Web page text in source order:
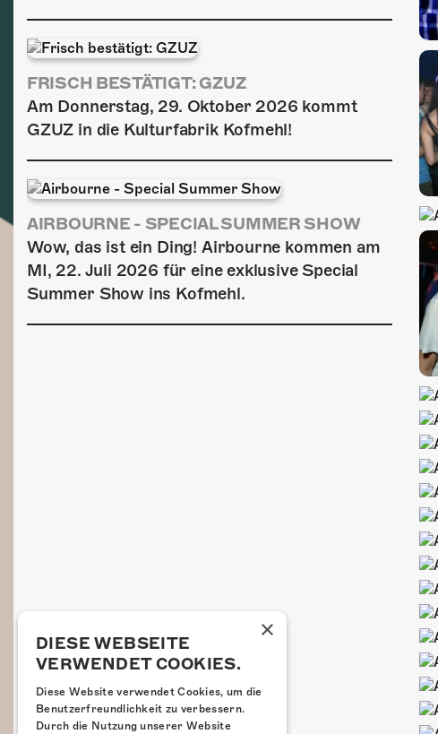
FRISCH BESTÄTIGT: GZUZ
Am Donnerstag, 29. Oktober 2026 kommt
GZUZ in die Kulturfabrik Kofmehl!
AIRBOURNE - SPECIAL SUMMER SHOW
Wow, das ist ein Ding! Airbourne kommen am
MI, 22. Juli 2026 für eine exklusive Special
Summer Show ins Kofmehl.
×
DIESE WEBSEITE
VERWENDET COOKIES.
Diese Website verwendet Cookies, um die
Benutzerfreundlichkeit zu verbessern.
Durch die Nutzung unserer Website